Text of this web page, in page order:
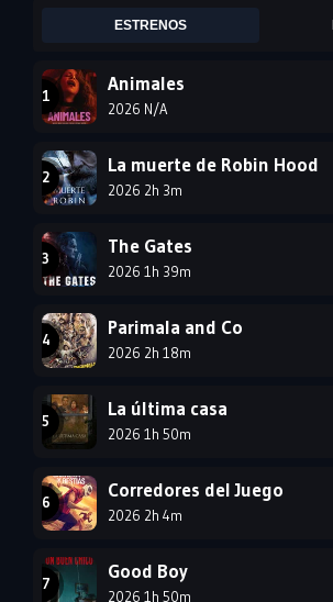
1999
1996
1990
1984
1978
ESTRENOS
Animales
2026 N/A
La muerte de Robin Hood
2026 2h 3m
The Gates
2026 1h 39m
Parimala and Co
2026 2h 18m
La última casa
2026 1h 50m
Corredores del Juego
2026 2h 4m
Good Boy
2026 1h 50m